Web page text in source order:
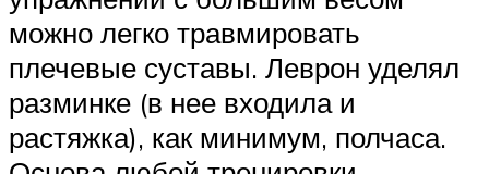
можно легко травмировать
плечевые суставы. Леврон уделял
разминке (в нее входила и
растяжка), как минимум, полчаса.